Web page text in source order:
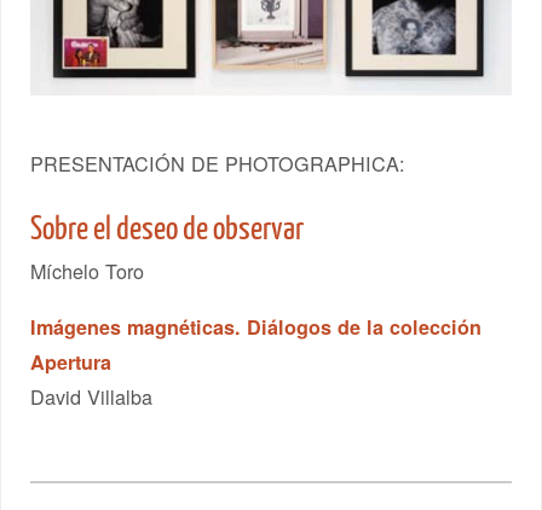
PRESENTACIÓN DE PHOTOGRAPHICA:
Sobre el deseo de observar
Míchelo Toro
Imágenes magnéticas. Diálogos de la colección
Apertura
David Villalba